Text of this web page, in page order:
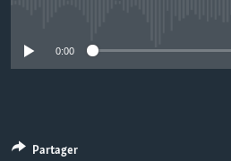
0:00
Partager